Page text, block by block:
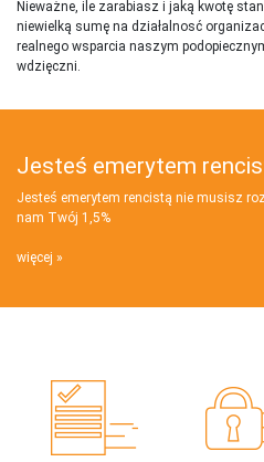
Nieważne, ile zarabiasz i jaką kwotę
niewielką sumę na działalnosć
realnego wsparcia naszym
wdzięczni.
Jesteś emerytem
Jesteś emerytem rencistą nie musisz
nam Twój 1,5%
więcej